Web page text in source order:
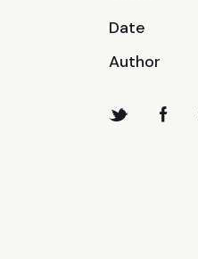
Date
Author